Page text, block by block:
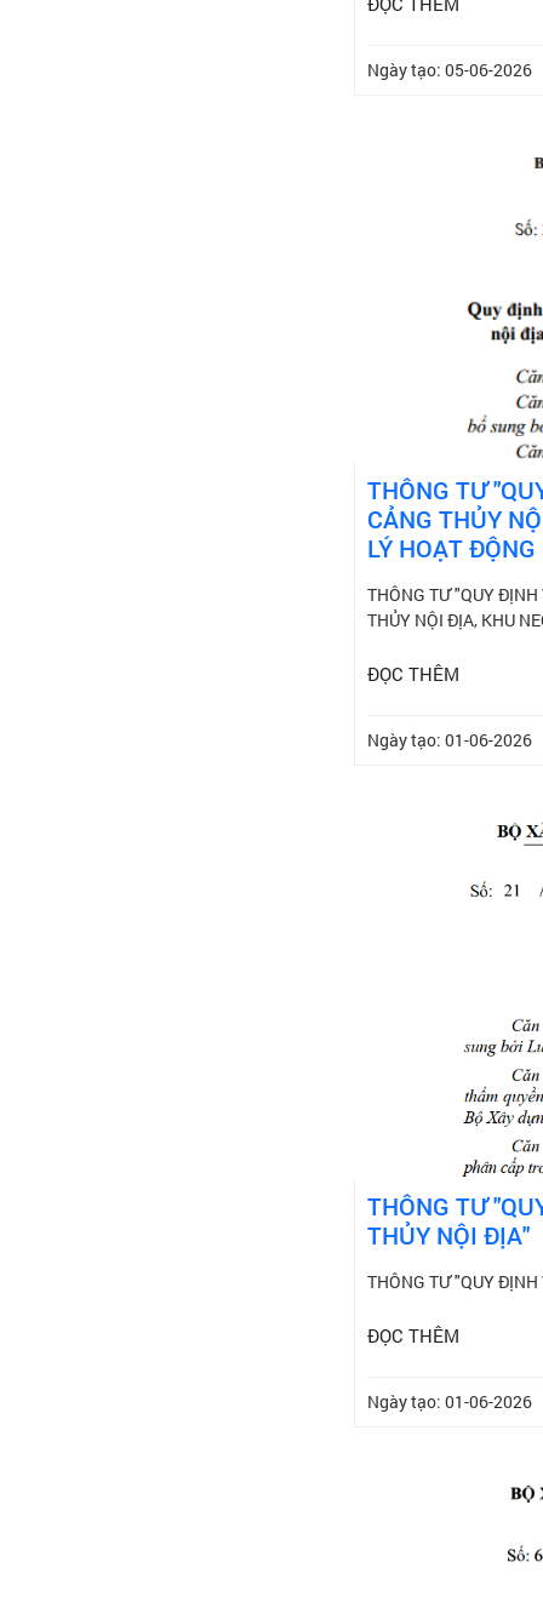
Ngày tạo: 05-06-2026
THÔNG TƯ
CẢNG THỦY
LÝ HOẠT
THÔNG TƯ "QUY ĐỊNH
THỦY NỘI ĐỊA, KHU
ĐỌC THÊM
Ngày tạo: 01-06-2026
THÔNG TƯ
THỦY NỘI ĐỊA"
THÔNG TƯ "QUY ĐỊNH
ĐỌC THÊM
Ngày tạo: 01-06-2026